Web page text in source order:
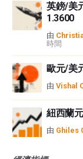
英鎊/美
1.3600
由
時間
歐元/美
由 Vishal
紐西蘭
由 Ghiles